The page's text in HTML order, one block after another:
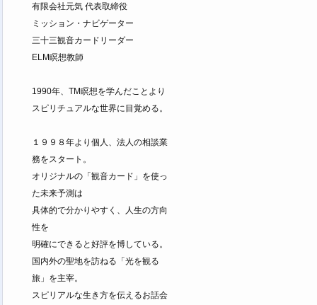
有限会社元気 代表取締役
ミッション・ナビゲーター
三十三観音カードリーダー
ELM瞑想教師
1990年、TM瞑想を学んだことより
スピリチュアルな世界に目覚める。
１９９８年より個人、法人の相談業
務をスタート。
オリジナルの「観音カード」を使っ
た未来予測は
具体的で分かりやすく、人生の方向
性を
明確にできると好評を博している。
国内外の聖地を訪ねる「光を観る
旅」を主宰。
スピリアルな生き方を伝えるお話会